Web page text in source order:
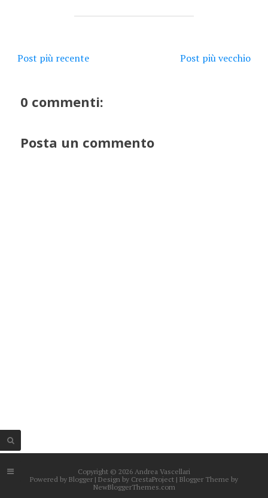
Post più recente Post più vecchio
0 commenti:
Posta un commento
Copyright © 2026 Andrea Vascellari
Powered by Blogger | Design by CrestaProject | Blogger Theme by
NewBloggerThemes.com